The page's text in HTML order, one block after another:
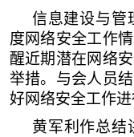
信息建设与管
度网络安全工作
醒近期潜在网络
举措。与会人员
好网络安全工作进
黄军利作总结